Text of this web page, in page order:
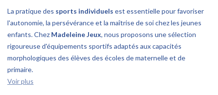
La pratique des sports individuels est essentielle pour favoriser
l'autonomie, la persévérance et la maîtrise de soi chez les jeunes
enfants. Chez Madeleine Jeux, nous proposons une sélection
rigoureuse d'équipements sportifs adaptés aux capacités
morphologiques des élèves des écoles de maternelle et de
primaire.
Voir plus